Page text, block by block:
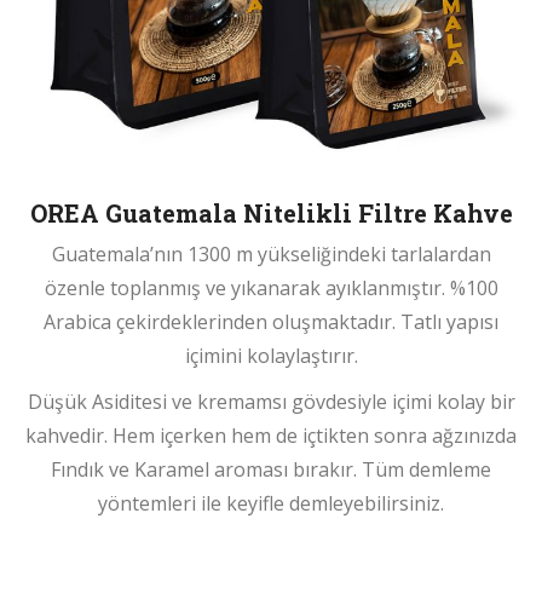
OREA Guatemala Nitelikli Filtre Kahve
Guatemala’nın 1300 m yükseliğindeki tarlalardan
özenle toplanmış ve yıkanarak ayıklanmıştır. %100
Arabica çekirdeklerinden oluşmaktadır. Tatlı yapısı
içimini kolaylaştırır.
Düşük Asiditesi ve kremamsı gövdesiyle içimi kolay bir
kahvedir. Hem içerken hem de içtikten sonra ağzınızda
Fındık ve Karamel aroması bırakır. Tüm demleme
yöntemleri ile keyifle demleyebilirsiniz.